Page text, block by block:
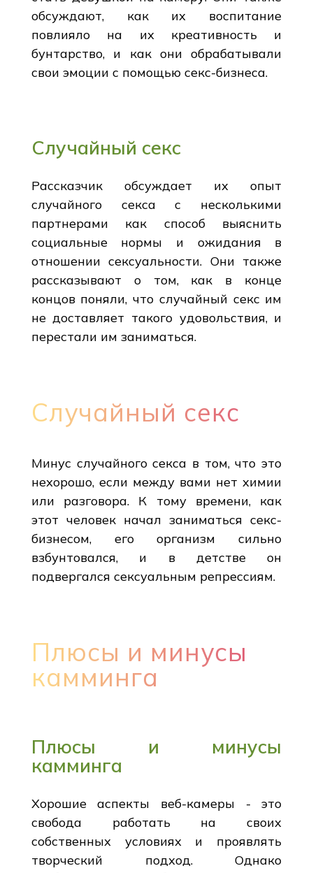
обсуждают, как их воспитание
повлияло на их креативность и
бунтарство, и как они обрабатывали
свои эмоции с помощью секс-бизнеса.
Случайный секс
Рассказчик обсуждает их опыт
случайного секса с несколькими
партнерами как способ выяснить
социальные нормы и ожидания в
отношении сексуальности. Они также
рассказывают о том, как в конце
концов поняли, что случайный секс им
не доставляет такого удовольствия, и
перестали им заниматься.
Случайный секс
Минус случайного секса в том, что это
нехорошо, если между вами нет химии
или разговора. К тому времени, как
этот человек начал заниматься секс-
бизнесом, его организм сильно
взбунтовался, и в детстве он
подвергался сексуальным репрессиям.
Плюсы и минусы
камминга
Плюсы и минусы
камминга
Хорошие аспекты веб-камеры - это
свобода работать на своих
собственных условиях и проявлять
творческий подход. Однако